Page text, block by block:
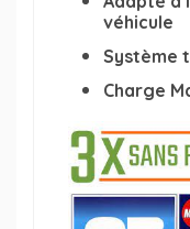
véhicule
Système
Charge